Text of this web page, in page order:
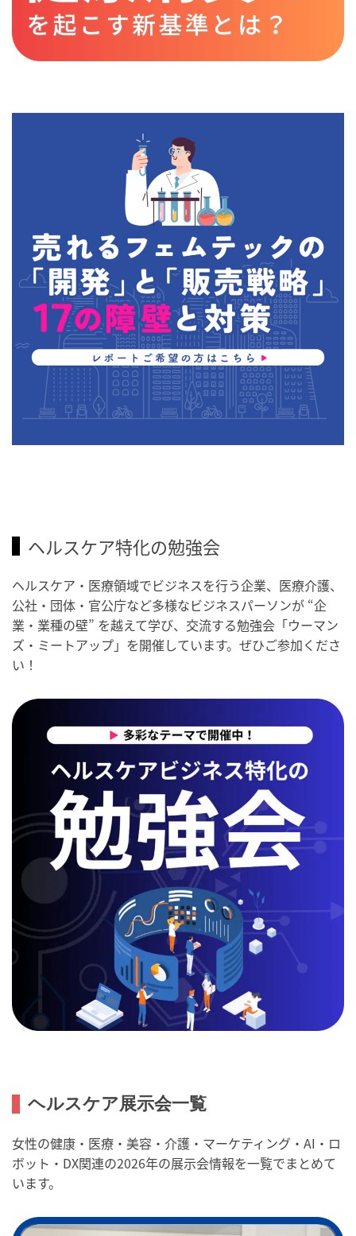
ヘルスケア特化の勉強会
ヘルスケア・医療領域でビジネスを行う企業、医療介護、
公社・団体・官公庁など多様なビジネスパーソンが “企
業・業種の壁” を越えて学び、交流する勉強会「ウーマン
ズ・ミートアップ」を開催しています。ぜひご参加くださ
い！
ヘルスケア展示会一覧
女性の健康・医療・美容・介護・マーケティング・AI・ロ
ボット・DX関連の2026年の展示会情報を一覧でまとめて
います。